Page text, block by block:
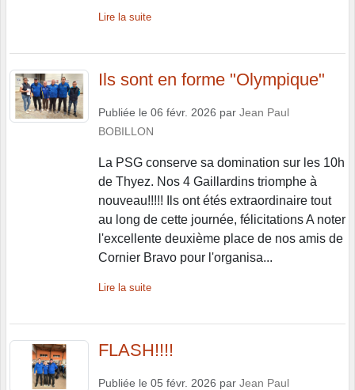
Lire la suite
Ils sont en forme "Olympique"
Publiée le 06 févr. 2026 par Jean Paul
BOBILLON
La PSG conserve sa domination sur les 10h
de Thyez. Nos 4 Gaillardins triomphe à
nouveau!!!!! Ils ont étés extraordinaire tout
au long de cette journée, félicitations A noter
l'excellente deuxième place de nos amis de
Cornier Bravo pour l'organisa...
Lire la suite
FLASH!!!!
Publiée le 05 févr. 2026 par Jean Paul